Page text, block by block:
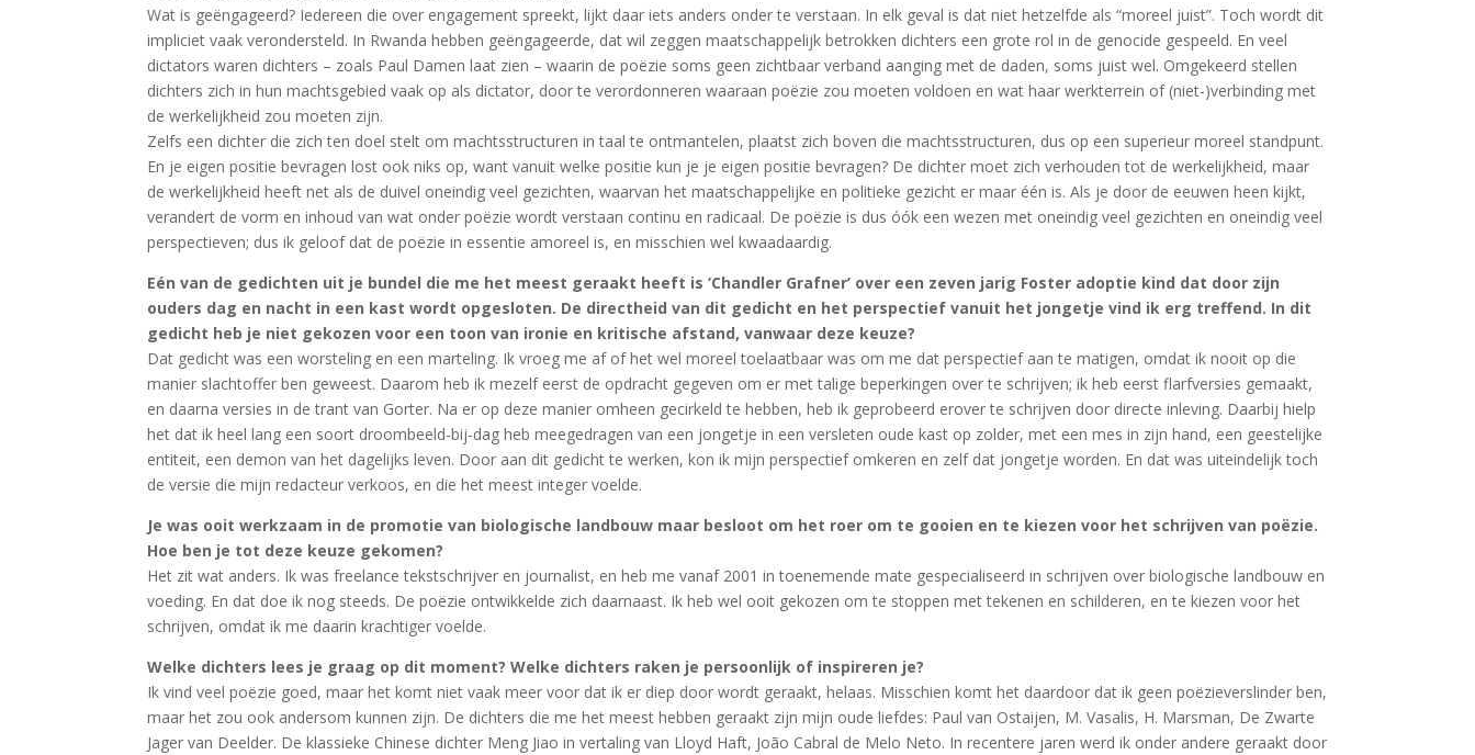
Wat is geëngageerd? Iedereen die over engagement spreekt, lijkt daar iets anders onder te verstaan. In elk geval is dat niet hetzelfde als “moreel juist”. Toch wordt dit
impliciet vaak verondersteld. In Rwanda hebben geëngageerde, dat wil zeggen maatschappelijk betrokken dichters een grote rol in de genocide gespeeld. En veel
dictators waren dichters – zoals Paul Damen laat zien – waarin de poëzie soms geen zichtbaar verband aanging met de daden, soms juist wel. Omgekeerd stellen
dichters zich in hun machtsgebied vaak op als dictator, door te verordonneren waaraan poëzie zou moeten voldoen en wat haar werkterrein of (niet-)verbinding met
de werkelijkheid zou moeten zijn.
Zelfs een dichter die zich ten doel stelt om machtsstructuren in taal te ontmantelen, plaatst zich boven die machtsstructuren, dus op een superieur moreel standpunt.
En je eigen positie bevragen lost ook niks op, want vanuit welke positie kun je je eigen positie bevragen? De dichter moet zich verhouden tot de werkelijkheid, maar
de werkelijkheid heeft net als de duivel oneindig veel gezichten, waarvan het maatschappelijke en politieke gezicht er maar één is. Als je door de eeuwen heen kijkt,
verandert de vorm en inhoud van wat onder poëzie wordt verstaan continu en radicaal. De poëzie is dus óók een wezen met oneindig veel gezichten en oneindig veel
perspectieven; dus ik geloof dat de poëzie in essentie amoreel is, en misschien wel kwaadaardig.
Eén van de gedichten uit je bundel die me het meest geraakt heeft is ‘Chandler Grafner’ over een zeven jarig Foster adoptie kind dat door zijn
ouders dag en nacht in een kast wordt opgesloten. De directheid van dit gedicht en het perspectief vanuit het jongetje vind ik erg treffend. In dit
gedicht heb je niet gekozen voor een toon van ironie en kritische afstand, vanwaar deze keuze?
Dat gedicht was een worsteling en een marteling. Ik vroeg me af of het wel moreel toelaatbaar was om me dat perspectief aan te matigen, omdat ik nooit op die
manier slachtoffer ben geweest. Daarom heb ik mezelf eerst de opdracht gegeven om er met talige beperkingen over te schrijven; ik heb eerst flarfversies gemaakt,
en daarna versies in de trant van Gorter. Na er op deze manier omheen gecirkeld te hebben, heb ik geprobeerd erover te schrijven door directe inleving. Daarbij hielp
het dat ik heel lang een soort droombeeld-bij-dag heb meegedragen van een jongetje in een versleten oude kast op zolder, met een mes in zijn hand, een geestelijke
entiteit, een demon van het dagelijks leven. Door aan dit gedicht te werken, kon ik mijn perspectief omkeren en zelf dat jongetje worden. En dat was uiteindelijk toch
de versie die mijn redacteur verkoos, en die het meest integer voelde.
Je was ooit werkzaam in de promotie van biologische landbouw maar besloot om het roer om te gooien en te kiezen voor het schrijven van poëzie.
Hoe ben je tot deze keuze gekomen?
Het zit wat anders. Ik was freelance tekstschrijver en journalist, en heb me vanaf 2001 in toenemende mate gespecialiseerd in schrijven over biologische landbouw en
voeding. En dat doe ik nog steeds. De poëzie ontwikkelde zich daarnaast. Ik heb wel ooit gekozen om te stoppen met tekenen en schilderen, en te kiezen voor het
schrijven, omdat ik me daarin krachtiger voelde.
Welke dichters lees je graag op dit moment? Welke dichters raken je persoonlijk of inspireren je?
Ik vind veel poëzie goed, maar het komt niet vaak meer voor dat ik er diep door wordt geraakt, helaas. Misschien komt het daardoor dat ik geen poëzieverslinder ben,
maar het zou ook andersom kunnen zijn. De dichters die me het meest hebben geraakt zijn mijn oude liefdes: Paul van Ostaijen, M. Vasalis, H. Marsman, De Zwarte
Jager van Deelder. De klassieke Chinese dichter Meng Jiao in vertaling van Lloyd Haft, João Cabral de Melo Neto. In recentere jaren werd ik onder andere geraakt door